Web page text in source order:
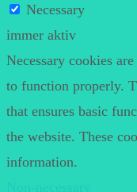
Necessary
immer aktiv
Necessary cookies
to function properly.
that ensures basic
the website. These
information.